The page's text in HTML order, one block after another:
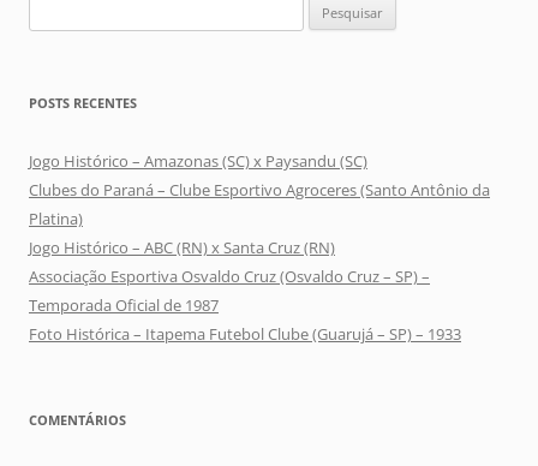
por:
POSTS RECENTES
Jogo Histórico – Amazonas (SC) x Paysandu (SC)
Clubes do Paraná – Clube Esportivo Agroceres (Santo Antônio da
Platina)
Jogo Histórico – ABC (RN) x Santa Cruz (RN)
Associação Esportiva Osvaldo Cruz (Osvaldo Cruz – SP) –
Temporada Oficial de 1987
Foto Histórica – Itapema Futebol Clube (Guarujá – SP) – 1933
COMENTÁRIOS